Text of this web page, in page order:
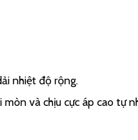
nhiệt độ rộng.
và chịu cực áp cao tự